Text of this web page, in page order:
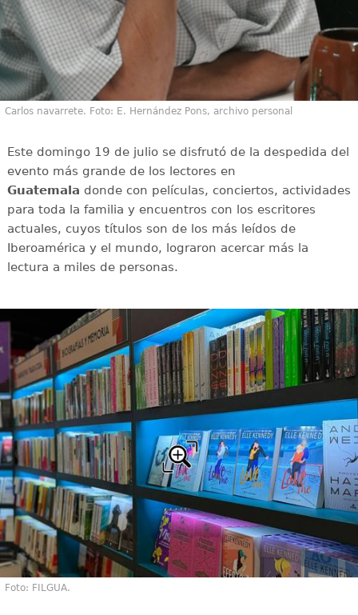
Carlos navarrete. Foto: E. Hernández Pons, archivo personal
Este domingo 19 de julio se disfrutó de la despedida del
evento más grande de los lectores en
Guatemala donde con películas, conciertos, actividades
para toda la familia y encuentros con los escritores
actuales, cuyos títulos son de los más leídos de
Iberoamérica y el mundo, lograron acercar más la
lectura a miles de personas.
Foto: FILGUA.